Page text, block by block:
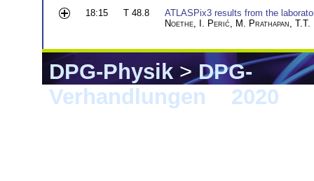
18:15
T 48.8
ATLASPix3 results from the
Noethe, I. Perić, M. Prathapan, T.T.
DPG-Physik>DPG-
Verhandlungen
2020